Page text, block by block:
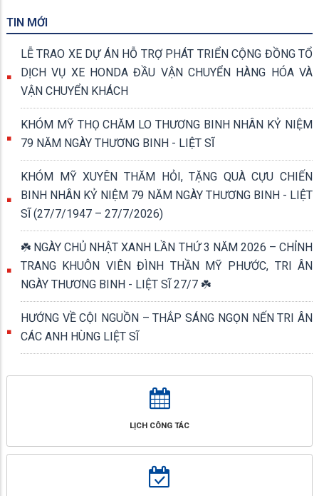
TIN MỚI
LỄ TRAO XE DỰ ÁN HỖ TRỢ PHÁT TRIỂN CỘNG ĐỒNG TỔ
DỊCH VỤ XE HONDA ĐẦU VẬN CHUYỂN HÀNG HÓA VÀ
VẬN CHUYỂN KHÁCH
KHÓM MỸ THỌ CHĂM LO THƯƠNG BINH NHÂN KỶ NIỆM
79 NĂM NGÀY THƯƠNG BINH - LIỆT SĨ
KHÓM MỸ XUYÊN THĂM HỎI, TẶNG QUÀ CỰU CHIẾN
BINH NHÂN KỶ NIỆM 79 NĂM NGÀY THƯƠNG BINH - LIỆT
SĨ (27/7/1947 – 27/7/2026)
☘️ NGÀY CHỦ NHẬT XANH LẦN THỨ 3 NĂM 2026 – CHỈNH
TRANG KHUÔN VIÊN ĐÌNH THẦN MỸ PHƯỚC, TRI ÂN
NGÀY THƯƠNG BINH - LIỆT SĨ 27/7 ☘️
HƯỚNG VỀ CỘI NGUỒN – THẮP SÁNG NGỌN NẾN TRI ÂN
CÁC ANH HÙNG LIỆT SĨ
LỊCH CÔNG TÁC